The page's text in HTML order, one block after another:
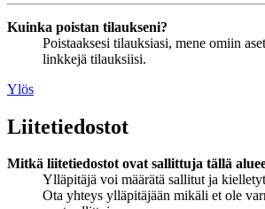
Kuinka poistan tilaukseni?
Poistaaksesi tilauksiasi, mene omiin
linkkejä tilauksiisi.
Ylös
Liitetiedostot
Mitkä liitetiedostot ovat sallittuja tällä
Ylläpitäjä voi määrätä sallitut ja
Ota yhteys ylläpitäjään mikäli et ole